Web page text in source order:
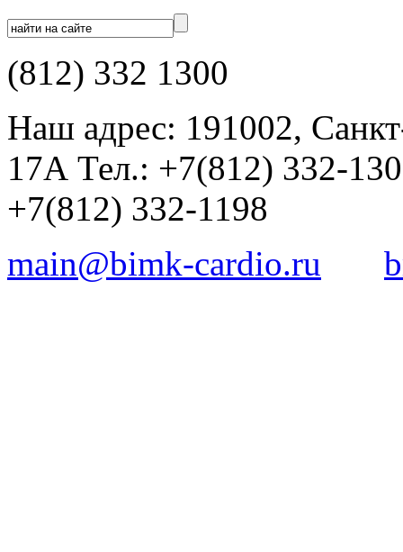
(812) 332 1300
Наш адрес: 191002,
17А Тел.: +7(812) 332-
+7(812) 332-1198
main@bimk-cardio.ru